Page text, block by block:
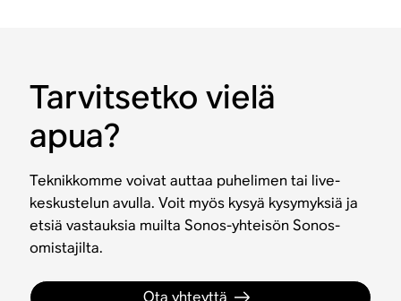
Tarvitsetko vielä
apua?
Teknikkomme voivat auttaa puhelimen tai live-
keskustelun avulla. Voit myös kysyä kysymyksiä ja
etsiä vastauksia muilta Sonos-yhteisön Sonos-
omistajilta.
Ota yhteyttä